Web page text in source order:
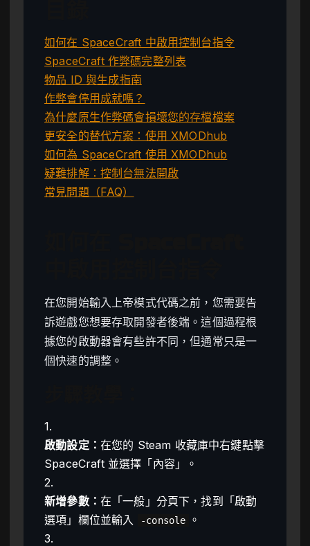
如何在 SpaceCraft 中啟用控制台指令
SpaceCraft 作弊碼完整列表
物品 ID 與生成指南
作弊會停用成就嗎？
為什麼原生作弊碼會損壞您的存檔檔案
更安全的替代方案：使用 XMODhub
如何為 SpaceCraft 使用 XMODhub
疑難排解：控制台無法開啟
常見問題（FAQ）
在您開始輸入上帝模式代碼之前，您需要告
訴遊戲您想要存取開發者後端。這個過程根
據您的啟動器會有些許不同，但通常只是一
個快速的調整。
1.
啟動設定： 在您的 Steam 收藏庫中右鍵點擊
SpaceCraft 並選擇「內容」。
2.
新增參數： 在「一般」分頁下，找到「啟動
選項」欄位並輸入
-console
。
3.